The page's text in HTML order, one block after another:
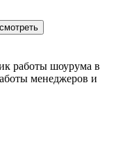
работы шоурума в
менеджеров и